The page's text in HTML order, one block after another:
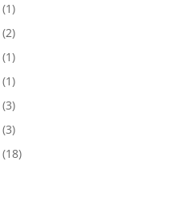
(1)
(2)
(1)
(1)
(3)
(3)
(18)